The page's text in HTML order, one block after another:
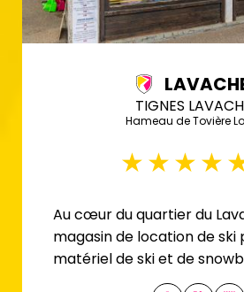
TIGNES
Hameau de Tovière
Au cœur du quartier du
magasin de location de ski
matériel de ski et de